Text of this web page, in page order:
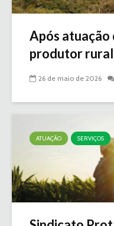
Após atuação
produtor rural
26 de maio de 2026
ATUAÇÃO SERVIÇOS